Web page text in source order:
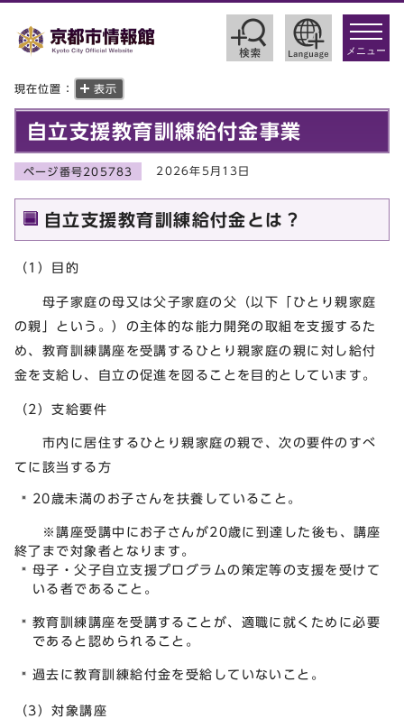
toggle
メニュー
現在位置： 表示
自立支援教育訓練給付金事業
ページ番号205783 2026年5月13日
自立支援教育訓練給付金とは？
（1）目的
母子家庭の母又は父子家庭の父（以下「ひとり親家庭
の親」という。）の主体的な能力開発の取組を支援するた
め、教育訓練講座を受講するひとり親家庭の親に対し給付
金を支給し、自立の促進を図ることを目的としています。
（2）支給要件
市内に居住するひとり親家庭の親で、次の要件のすべ
てに該当する方
20歳未満のお子さんを扶養していること。
※講座受講中にお子さんが20歳に到達した後も、講座
終了まで対象者となります。
母子・父子自立支援プログラムの策定等の支援を受けて
いる者であること。
教育訓練講座を受講することが、適職に就くために必要
であると認められること。
過去に教育訓練給付金を受給していないこと。
（3）対象講座